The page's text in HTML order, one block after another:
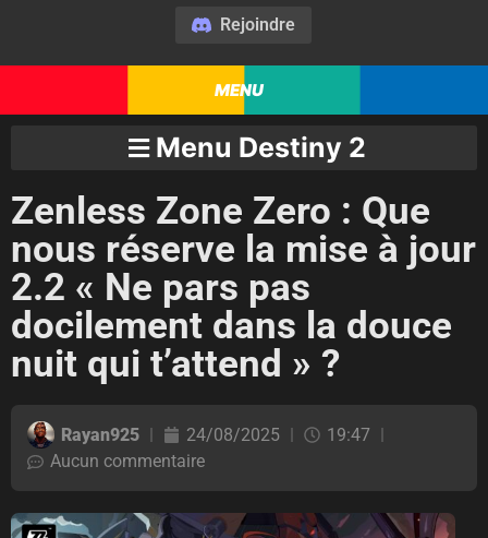
Rejoindre
MENU
Menu Destiny 2
Zenless Zone Zero : Que
nous réserve la mise à jour
2.2 « Ne pars pas
docilement dans la douce
nuit qui t’attend » ?
Rayan925 24/08/2025
19:47
Aucun commentaire